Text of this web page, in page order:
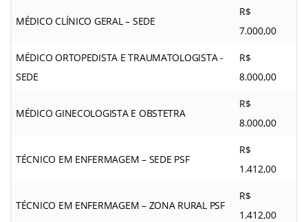
MÉDICO CLÍNICO GERAL – SEDE
R$
7.000,00
MÉDICO ORTOPEDISTA E TRAUMATOLOGISTA -
SEDE
R$
8.000,00
MÉDICO GINECOLOGISTA E OBSTETRA
R$
8.000,00
TÉCNICO EM ENFERMAGEM – SEDE PSF
R$
1.412,00
TÉCNICO EM ENFERMAGEM – ZONA RURAL PSF
R$
1.412,00